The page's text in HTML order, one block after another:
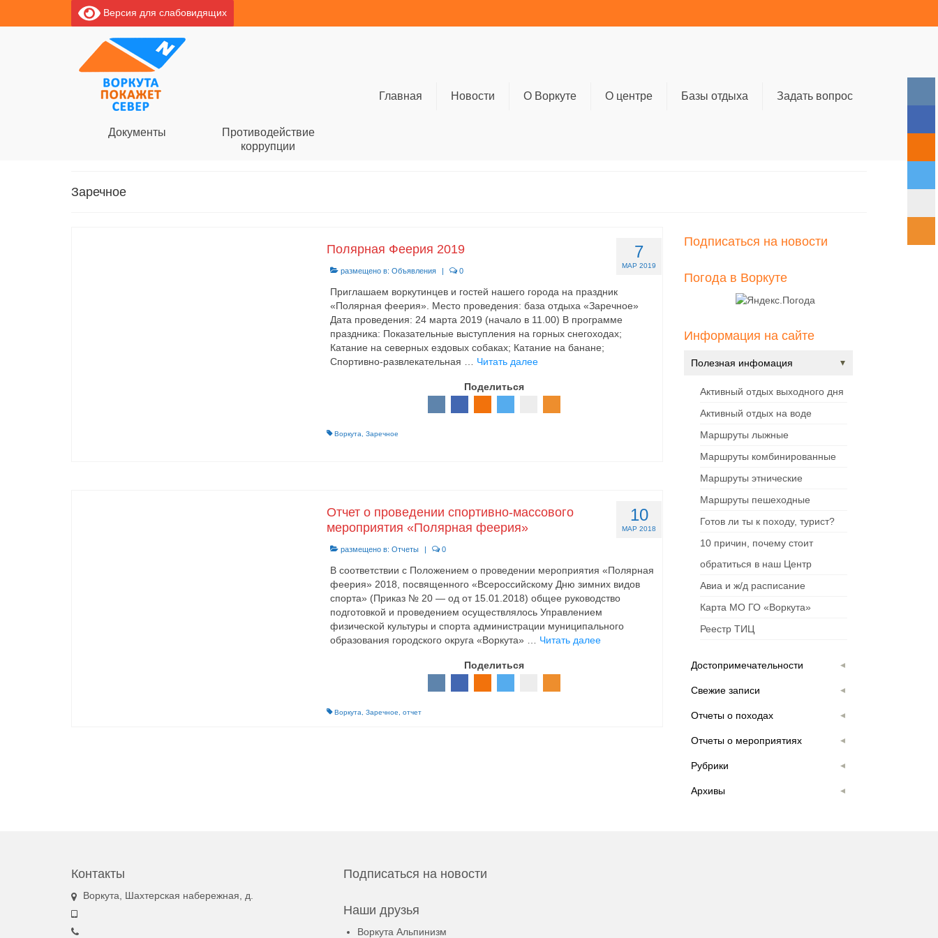
Версия для слабовидящих
Главная Новости О Воркуте О центре Базы отдыха Задать вопрос
Документы
Противодействие
коррупции
Заречное
7
МАР 2019
Полярная Феерия 2019
размещено в: Объявления | 0
Приглашаем воркутинцев и гостей нашего города на праздник
«Полярная феерия». Место проведения: база отдыха «Заречное»
Дата проведения: 24 марта 2019 (начало в 11.00) В программе
праздника: Показательные выступления на горных снегоходах;
Катание на северных ездовых собаках; Катание на банане;
Спортивно-развлекательная … Читать далее
Поделиться
Воркута Заречное
10
МАР 2018
Отчет о проведении спортивно-массового
мероприятия «Полярная феерия»
размещено в: Отчеты | 0
В соответствии с Положением о проведении мероприятия «Полярная
феерия» 2018, посвященного «Всероссийскому Дню зимних видов
спорта» (Приказ № 20 — од от 15.01.2018) общее руководство
подготовкой и проведением осуществлялось Управлением
физической культуры и спорта администрации муниципального
образования городского округа «Воркута» … Читать далее
Поделиться
Воркута Заречное отчет
Подписаться на новости
Погода в Воркуте
Информация на сайте
Полезная инфомация
Активный отдых выходного дня
Активный отдых на воде
Маршруты лыжные
Маршруты комбинированные
Маршруты этнические
Маршруты пешеходные
Готов ли ты к походу, турист?
10 причин, почему стоит
обратиться в наш Центр
Авиа и ж/д расписание
Карта МО ГО «Воркута»
Реестр ТИЦ
Достопримечательности
Свежие записи
Отчеты о походах
Отчеты о мероприятиях
Рубрики
Архивы
Контакты
Воркута, Шахтерская набережная, д.
Подписаться на новости
Наши друзья
Воркута Альпинизм